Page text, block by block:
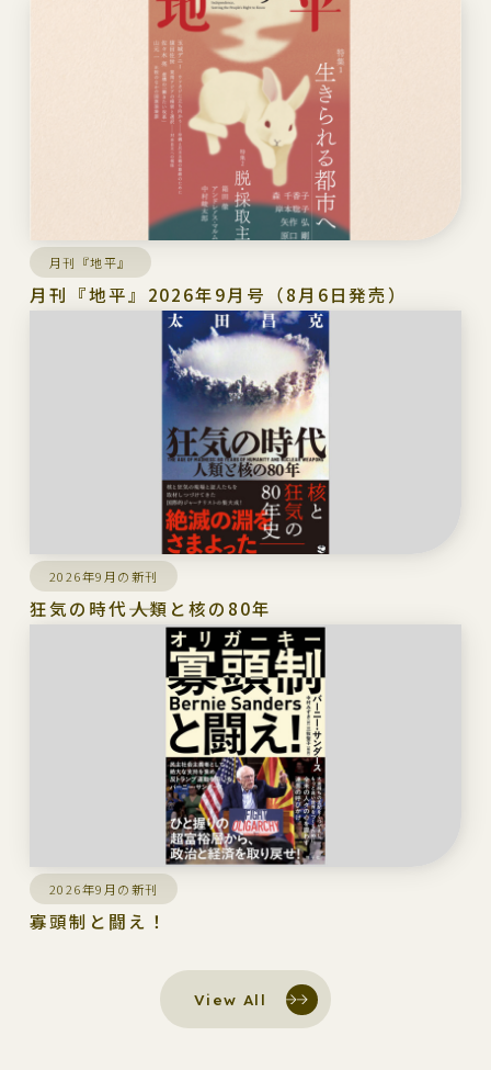
月刊『地平』
月刊『地平』2026年9月号（8月6日発売）
2026年9月の新刊
狂気の時代――人類と核の80年
2026年9月の新刊
寡頭制と闘え！
View All